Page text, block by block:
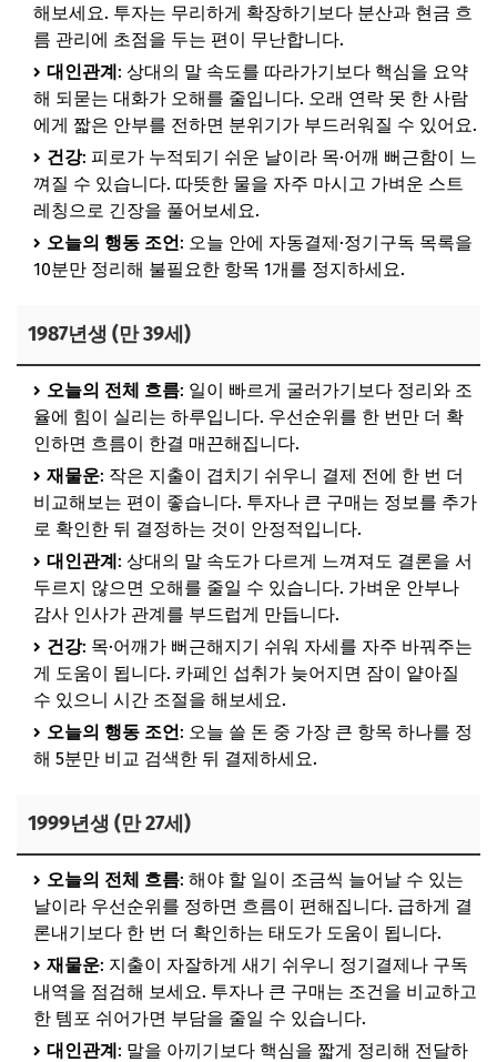
해보세요. 투자는 무리하게 확장하기보다 분산과 현금 흐
름 관리에 초점을 두는 편이 무난합니다.
대인관계: 상대의 말 속도를 따라가기보다 핵심을 요약
해 되묻는 대화가 오해를 줄입니다. 오래 연락 못 한 사람
에게 짧은 안부를 전하면 분위기가 부드러워질 수 있어요.
건강: 피로가 누적되기 쉬운 날이라 목·어깨 뻐근함이 느
껴질 수 있습니다. 따뜻한 물을 자주 마시고 가벼운 스트
레칭으로 긴장을 풀어보세요.
오늘의 행동 조언: 오늘 안에 자동결제·정기구독 목록을
10분만 정리해 불필요한 항목 1개를 정지하세요.
1987년생 (만 39세)
오늘의 전체 흐름: 일이 빠르게 굴러가기보다 정리와 조
율에 힘이 실리는 하루입니다. 우선순위를 한 번만 더 확
인하면 흐름이 한결 매끈해집니다.
재물운: 작은 지출이 겹치기 쉬우니 결제 전에 한 번 더
비교해보는 편이 좋습니다. 투자나 큰 구매는 정보를 추가
로 확인한 뒤 결정하는 것이 안정적입니다.
대인관계: 상대의 말 속도가 다르게 느껴져도 결론을 서
두르지 않으면 오해를 줄일 수 있습니다. 가벼운 안부나
감사 인사가 관계를 부드럽게 만듭니다.
건강: 목·어깨가 뻐근해지기 쉬워 자세를 자주 바꿔주는
게 도움이 됩니다. 카페인 섭취가 늦어지면 잠이 얕아질
수 있으니 시간 조절을 해보세요.
오늘의 행동 조언: 오늘 쓸 돈 중 가장 큰 항목 하나를 정
해 5분만 비교 검색한 뒤 결제하세요.
1999년생 (만 27세)
오늘의 전체 흐름: 해야 할 일이 조금씩 늘어날 수 있는
날이라 우선순위를 정하면 흐름이 편해집니다. 급하게 결
론내기보다 한 번 더 확인하는 태도가 도움이 됩니다.
재물운: 지출이 자잘하게 새기 쉬우니 정기결제나 구독
내역을 점검해 보세요. 투자나 큰 구매는 조건을 비교하고
한 템포 쉬어가면 부담을 줄일 수 있습니다.
대인관계: 말을 아끼기보다 핵심을 짧게 정리해 전달하